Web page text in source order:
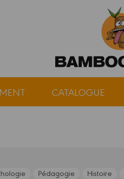
CATALOGUE
Pédagogie Histoire